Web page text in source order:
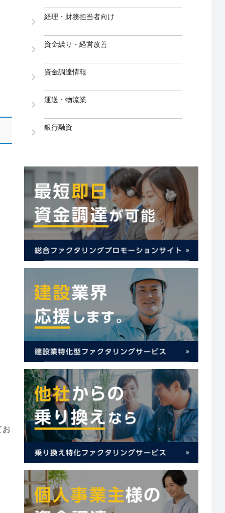
お
経理・財務担当者向け
資金繰り・経営改善
資金調達情報
運送・物流業
銀行融資